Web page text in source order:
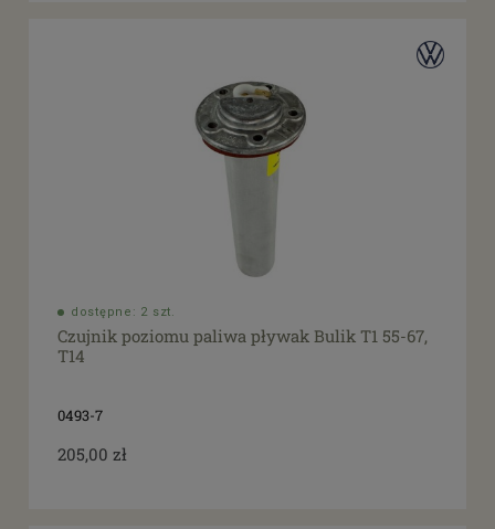
dostępne: 2 szt.
Czujnik poziomu paliwa pływak Bulik T1 55-67,
T14
0493-7
205,00 zł